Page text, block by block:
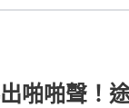
啪啪聲！